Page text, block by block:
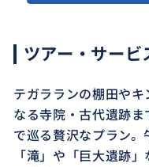
ツアー・サービ
テガラランの棚田や
なる寺院・古代遺跡
で巡る贅沢なプラン
「滝」や「巨大遺跡